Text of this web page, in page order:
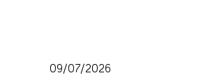
09/07/2026